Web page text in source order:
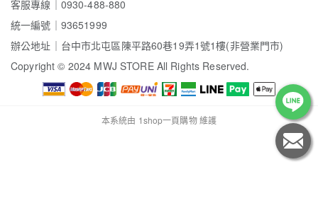
客服專線｜0930-488-880
統一編號｜93651999
辦公地址｜台中市北屯區陳平路60巷19弄1號1樓(非營業門市)
Copyright© 2024 MWJ STORE All Rights Reserved.
本系統由 1shop一頁購物維護